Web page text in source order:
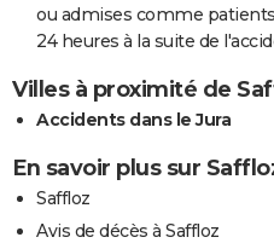
ou admises comme
24 heures à la suite de
Villes à proximité de
Accidents dans le Jura
En savoir plus sur
Saffloz
Avis de décès à Saffloz